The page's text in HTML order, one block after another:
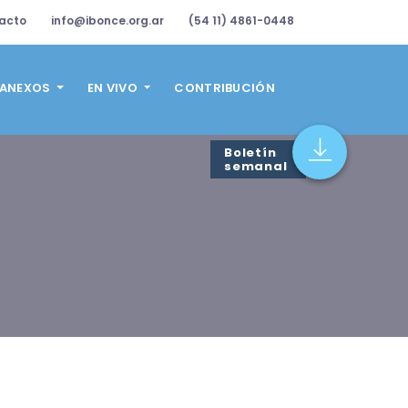
info@ibonce.org.ar (54 11) 4861-0448
ANEXOS EN VIVO CONTRIBUCIÓN
Boletín
semanal